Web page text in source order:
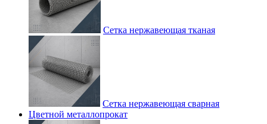
Сетка нержавеющая тканая
Сетка нержавеющая сварная
Цветной металлопрокат